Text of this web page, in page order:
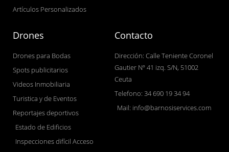
Artículos Personalizados
Drones
Drones para Bodas
Spots publicitarios
Videos Inmobiliaria
Turistica y de Eventos
Reportajes deportivos
Estado de Edificios
Inspecciones difícil Acceso
Contacto
Dirección: Calle Teniente Coronel
Gautier Nº 41 izq. S/N, 51002
Ceuta
Telefono: 34 690 19 34 94
Mail: info@barnosiservices.com